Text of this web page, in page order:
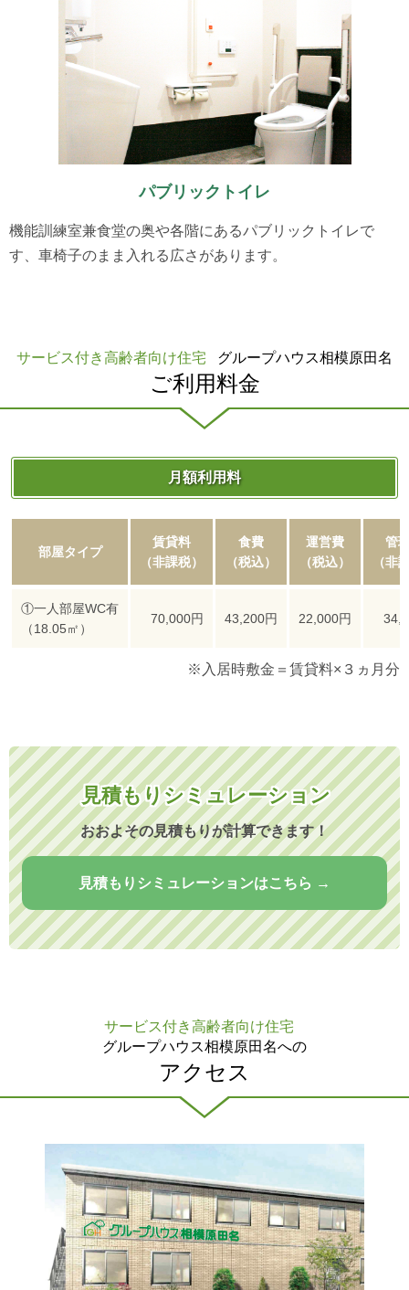
パブリックトイレ
機能訓練室兼食堂の奥や各階にあるパブリックトイレで
す、車椅子のまま入れる広さがあります。
サービス付き高齢者向け住宅 グループハウス相模原田名
ご利用料金
月額利用料
部屋タイプ
賃貸料
（非課税）
食費
（税込）
運営費
（税込）
管
（非
①一人部屋WC有
（18.05㎡）
70,000円 43,200円 22,000円
※入居時敷金＝賃貸料×３ヵ月分
見積もりシミュレーション
おおよその見積もりが計算できます！
見積もりシミュレーションはこちら →
サービス付き高齢者向け住宅
グループハウス相模原田名への
アクセス